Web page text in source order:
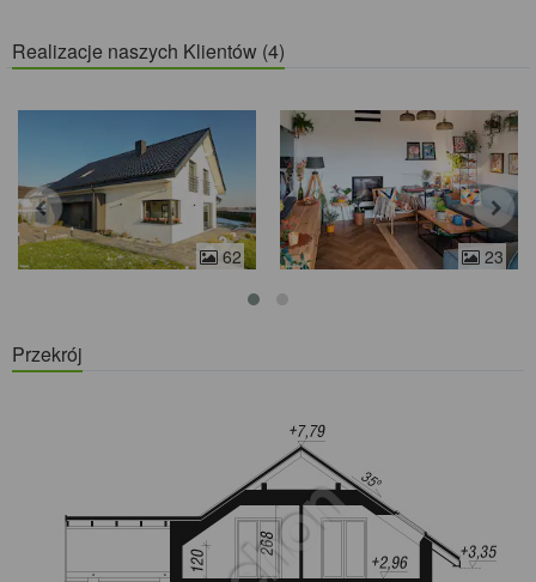
Realizacje naszych Klientów (4)
62 23
Przekrój